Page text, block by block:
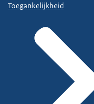
Toegankelijkheid